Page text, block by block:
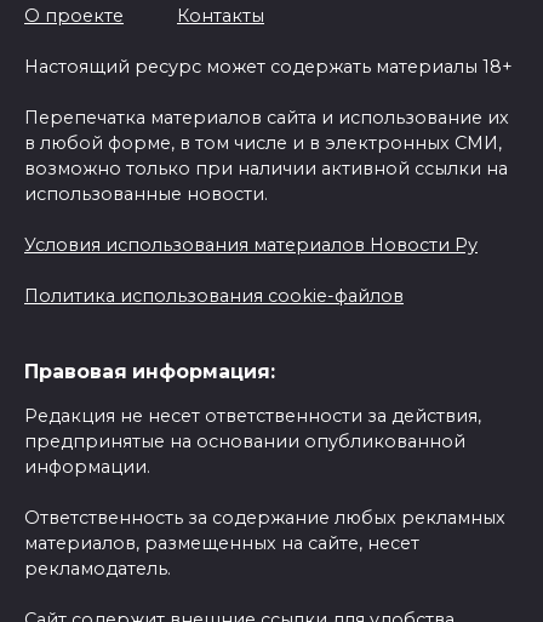
О проекте Контакты
Настоящий ресурс может содержать материалы 18+
Перепечатка материалов сайта и использование их
в любой форме, в том числе и в электронных СМИ,
возможно только при наличии активной ссылки на
использованные новости.
Условия использования материалов Новости Ру
Политика использования cookie-файлов
Правовая информация:
Редакция не несет ответственности за действия,
предпринятые на основании опубликованной
информации.
Ответственность за содержание любых рекламных
материалов, размещенных на сайте, несет
рекламодатель.